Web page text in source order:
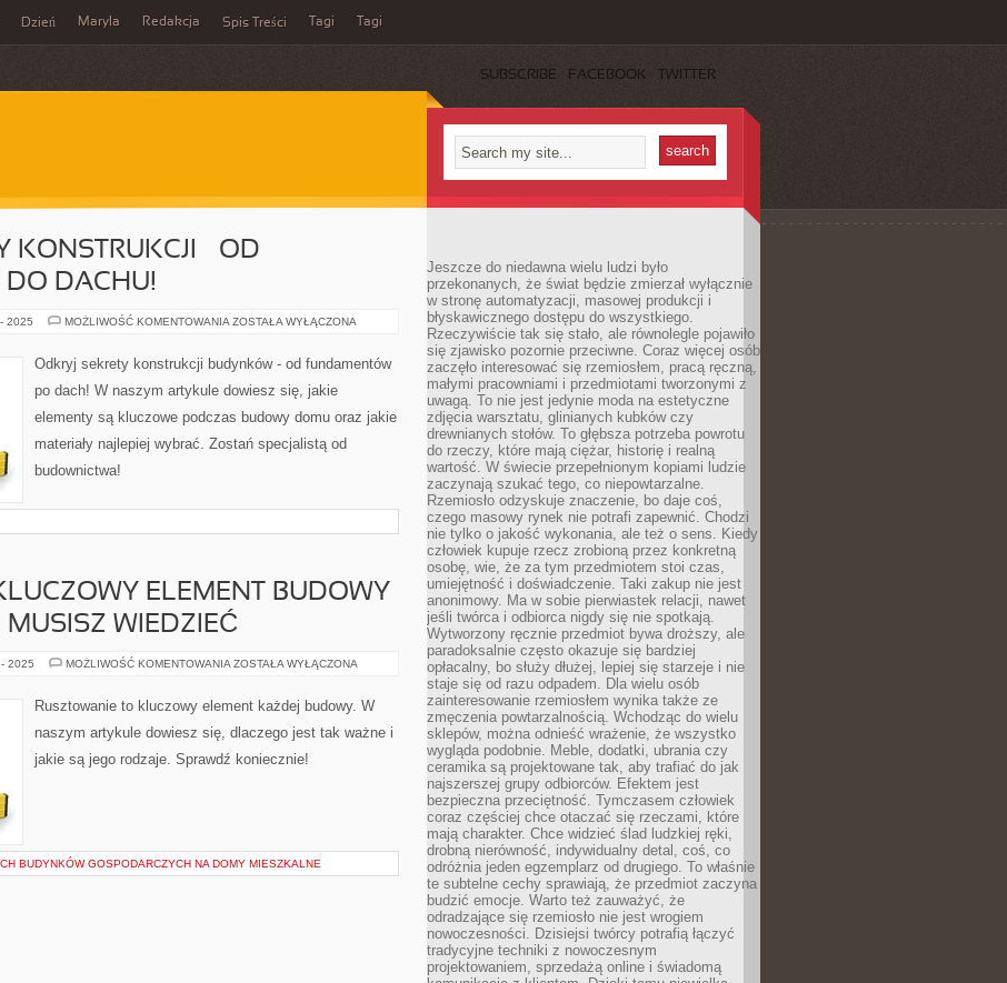
Dzień Maryla Redakcja Spis Treści Tagi Tagi
SUBSCRIBE FACEBOOK TWITTER
KONSTRUKCJI – OD
DO DACHU!
2025 MOŻLIWOŚĆ KOMENTOWANIA ODKRYJ
OD
DO
ZOSTAŁA WYŁĄCZONA
Odkryj sekrety konstrukcji budynków - od fundamentów
po dach! W naszym artykule dowiesz się, jakie
elementy są kluczowe podczas budowy domu oraz jakie
materiały najlepiej wybrać. Zostań specjalistą od
budownictwa!
ELEMENT BUDOWY
MUSISZ WIEDZIEĆ
2025 MOŻLIWOŚĆ KOMENTOWANIA RUSZTOWANIE:
BUDOWY
–
CO
WIEDZIEĆ
ZOSTAŁA WYŁĄCZONA
Rusztowanie to kluczowy element każdej budowy. W
naszym artykule dowiesz się, dlaczego jest tak ważne i
jakie są jego rodzaje. Sprawdź koniecznie!
BUDYNKÓW GOSPODARCZYCH NA DOMY MIESZKALNE
Jeszcze do niedawna wielu ludzi było
przekonanych, że świat będzie zmierzał wyłącznie
w stronę automatyzacji, masowej produkcji i
błyskawicznego dostępu do wszystkiego.
Rzeczywiście tak się stało, ale równolegle pojawiło
się zjawisko pozornie przeciwne. Coraz więcej osób
zaczęło interesować się rzemiosłem, pracą ręczną,
małymi pracowniami i przedmiotami tworzonymi z
uwagą. To nie jest jedynie moda na estetyczne
zdjęcia warsztatu, glinianych kubków czy
drewnianych stołów. To głębsza potrzeba powrotu
do rzeczy, które mają ciężar, historię i realną
wartość. W świecie przepełnionym kopiami ludzie
zaczynają szukać tego, co niepowtarzalne.
Rzemiosło odzyskuje znaczenie, bo daje coś,
czego masowy rynek nie potrafi zapewnić. Chodzi
nie tylko o jakość wykonania, ale też o sens. Kiedy
człowiek kupuje rzecz zrobioną przez konkretną
osobę, wie, że za tym przedmiotem stoi czas,
umiejętność i doświadczenie. Taki zakup nie jest
anonimowy. Ma w sobie pierwiastek relacji, nawet
jeśli twórca i odbiorca nigdy się nie spotkają.
Wytworzony ręcznie przedmiot bywa droższy, ale
paradoksalnie często okazuje się bardziej
opłacalny, bo służy dłużej, lepiej się starzeje i nie
staje się od razu odpadem. Dla wielu osób
zainteresowanie rzemiosłem wynika także ze
zmęczenia powtarzalnością. Wchodząc do wielu
sklepów, można odnieść wrażenie, że wszystko
wygląda podobnie. Meble, dodatki, ubrania czy
ceramika są projektowane tak, aby trafiać do jak
najszerszej grupy odbiorców. Efektem jest
bezpieczna przeciętność. Tymczasem człowiek
coraz częściej chce otaczać się rzeczami, które
mają charakter. Chce widzieć ślad ludzkiej ręki,
drobną nierówność, indywidualny detal, coś, co
odróżnia jeden egzemplarz od drugiego. To właśnie
te subtelne cechy sprawiają, że przedmiot zaczyna
budzić emocje. Warto też zauważyć, że
odradzające się rzemiosło nie jest wrogiem
nowoczesności. Dzisiejsi twórcy potrafią łączyć
tradycyjne techniki z nowoczesnym
projektowaniem, sprzedażą online i świadomą